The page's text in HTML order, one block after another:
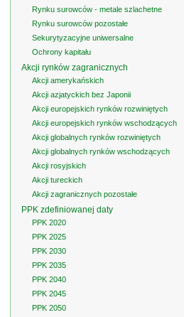
Rynku surowców - metale szlachetne
Rynku surowców pozostałe
Sekurytyzacyjne uniwersalne
Ochrony kapitału
Akcji rynków zagranicznych
Akcji amerykańskich
Akcji azjatyckich bez Japonii
Akcji europejskich rynków rozwiniętych
Akcji europejskich rynków wschodzących
Akcji globalnych rynków rozwiniętych
Akcji globalnych rynków wschodzących
Akcji rosyjskich
Akcji tureckich
Akcji zagranicznych pozostałe
PPK zdefiniowanej daty
PPK 2020
PPK 2025
PPK 2030
PPK 2035
PPK 2040
PPK 2045
PPK 2050